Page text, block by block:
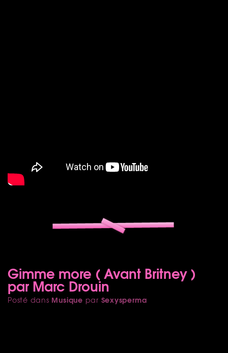
Gimme more ( Avant Britney )
par Marc Drouin
Posté dans Musique par Sexysperma